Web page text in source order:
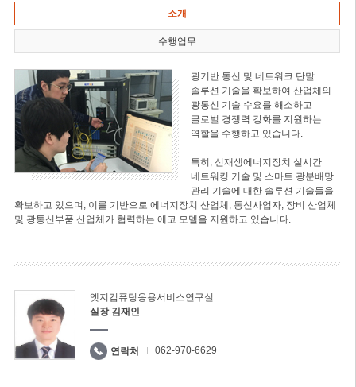
소개
수행업무
광기반 통신 및 네트워크 단말
솔루션 기술을 확보하여 산업체의
광통신 기술 수요를 해소하고
글로벌 경쟁력 강화를 지원하는
역할을 수행하고 있습니다.
특히, 신재생에너지장치 실시간
네트워킹 기술 및 스마트 광분배망
관리 기술에 대한 솔루션 기술들을
확보하고 있으며, 이를 기반으로 에너지장치 산업체, 통신사업자, 장비 산업체
및 광통신부품 산업체가 협력하는 에코 모델을 지원하고 있습니다.
엣지컴퓨팅응용서비스연구실
실장 김재인
연락처 062-970-6629